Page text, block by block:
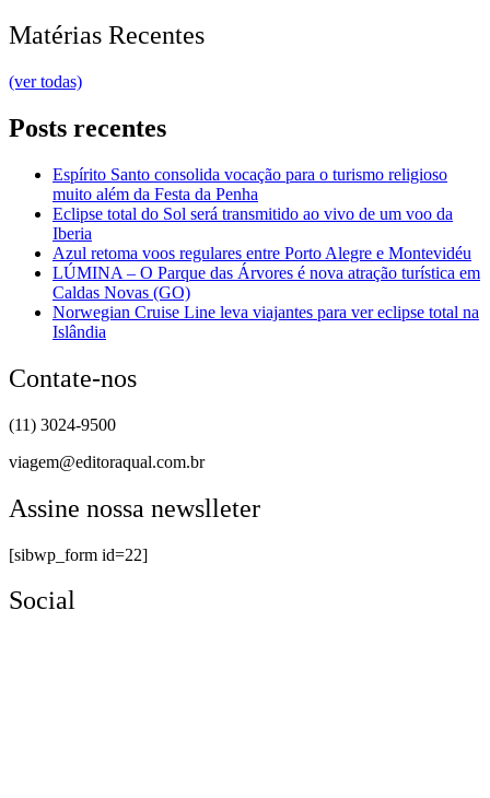
Matérias Recentes
(ver todas)
Posts recentes
Espírito Santo consolida vocação para o turismo religioso
muito além da Festa da Penha
Eclipse total do Sol será transmitido ao vivo de um voo da
Iberia
Azul retoma voos regulares entre Porto Alegre e Montevidéu
LÚMINA – O Parque das Árvores é nova atração turística em
Caldas Novas (GO)
Norwegian Cruise Line leva viajantes para ver eclipse total na
Islândia
Contate-nos
(11) 3024-9500
viagem@editoraqual.com.br
Assine nossa newslleter
[sibwp_form id=22]
Social